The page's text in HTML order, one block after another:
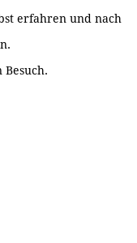
erfahren und nach